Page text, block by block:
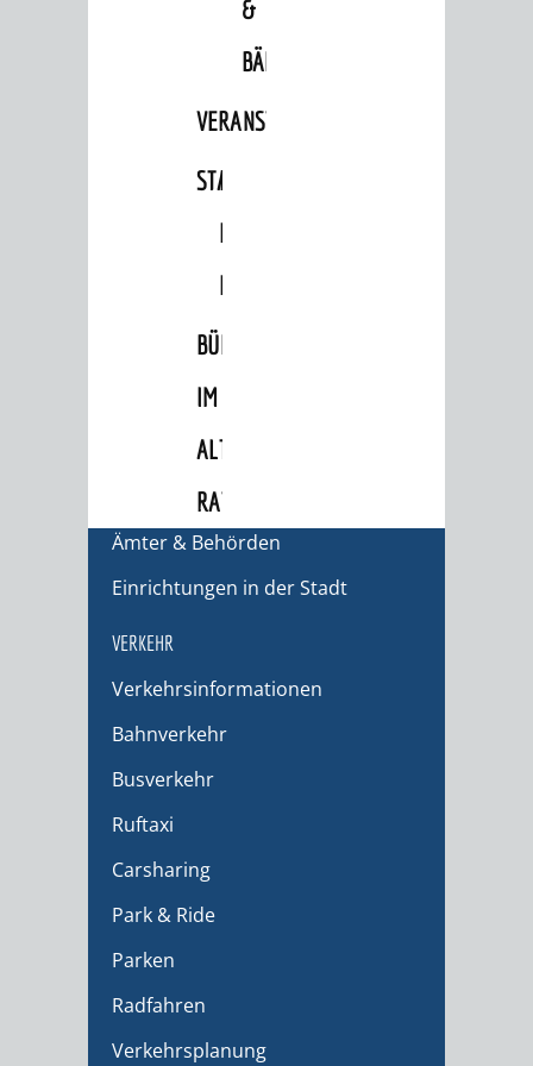
&
BÄDER
VERANSTALTUNGSRÄUME
STADTHALLE
ROLF-
ENGELBRECHT-
HAUS
BÜRGERSAAL
IM
ALTEN
RATHAUS
Amtliche Bekanntmachungen
Ausschreibungen
Personalrat / JAV
Schwerbehindertenvertretung
Zensus 2022
STADTWEGWEISER
Ämter & Behörden
Einrichtungen in der Stadt
VERKEHR
Verkehrsinformationen
Bahnverkehr
Busverkehr
Ruftaxi
Carsharing
Park & Ride
Parken
Radfahren
Verkehrsplanung